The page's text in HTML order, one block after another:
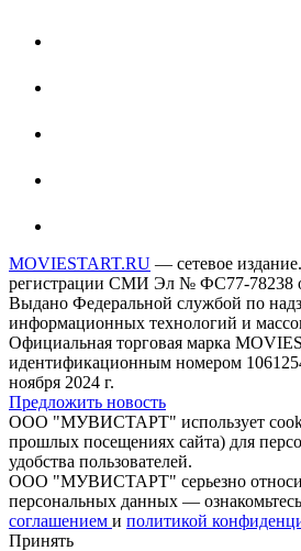
MOVIESTART.RU — сетевое
регистрации СМИ Эл № ФС77-78238
Выдано Федеральной службой по
информационных технологий и
Официальная торговая марка
идентификационным номером
ноября 2024 г.
Предложить новость
ООО "МУВИСТАРТ" использует
прошлых посещениях сайта) для
удобства пользователей.
ООО "МУВИСТАРТ" серьезно
персональных данных —
соглашением и политикой
Принять